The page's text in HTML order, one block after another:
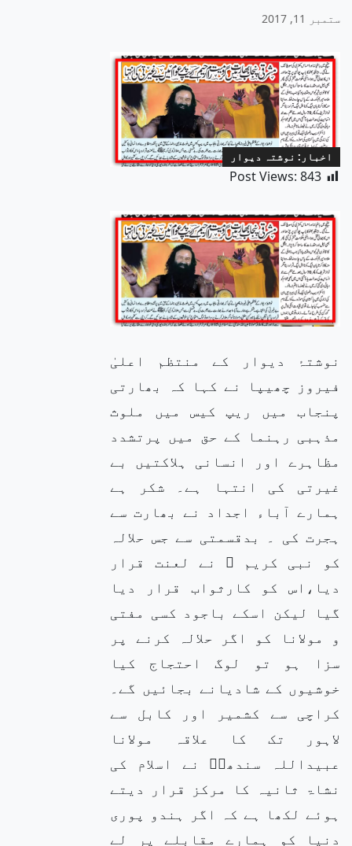
ستمبر 11, 2017
اخبار: نوشتہ دیوار
Post Views: 843
نوشتۂ دیوار کے منتظم اعلیٰ
فیروز چھیپا نے کہا کہ بھارتی
پنجاب میں ریپ کیس میں ملوث
مذہبی رہنما کے حق میں پرتشدد
مظاہرے اور انسانی ہلاکتیں بے
غیرتی کی انتہا ہے۔ شکر ہے
ہمارے آباء اجداد نے بھارت سے
ہجرت کی ۔ بدقسمتی سے جس حلالہ
کو نبی کریم ﷺ نے لعنت قرار
دیا،اس کو کارثواب قرار دیا
گیا لیکن اسکے باجود کسی مفتی
و مولانا کو اگر حلالہ کرنے پر
سزا ہو تو لوگ احتجاج کیا
خوشیوں کے شادیانے بجائیں گے۔
کراچی سے کشمیر اور کابل سے
لاہور تک کا علاقہ مولانا
عبیداللہ سندھیؒ نے اسلام کی
نشاۃ ثانیہ کا مرکز قرار دیتے
ہوئے لکھا ہے کہ اگر ہندو پوری
دنیا کو ہمارے مقابلے پر لے